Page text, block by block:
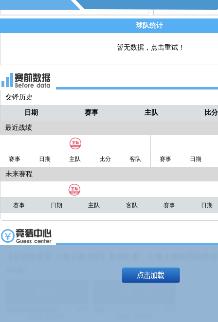
直播
60' - 拉齐奥换人，塞纳德•卢利奇 换 巴
梅乌•巴斯图斯 (拉齐奥)
60' - 拉齐奥换人，阿里桑德罗•罗西 换
球队统计
暂无数据，点击重试！
交锋历史
日期 赛事 主队 比分
最近战绩
赛事 日期 主队 比分 客队 赛事 日期
未来赛程
赛事 日期 主队 客队 赛事 日期